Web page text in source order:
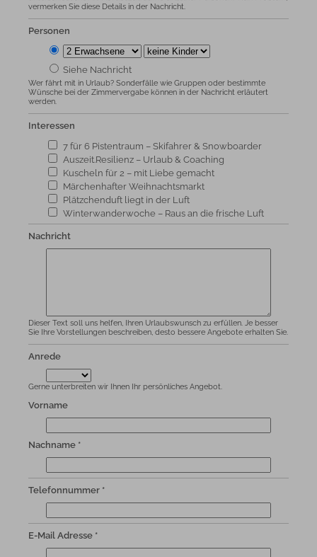
vermerken Sie diese Details in der Nachricht.
Personen
Siehe Nachricht
Wer fährt mit in Urlaub? Sonderfälle wie Gruppen oder bestimmte
Wünsche bei der Zimmervergabe können in der Nachricht erläutert
werden.
Interessen
7 für 6 Pistentraum – Skifahrer & Snowboarder
Auszeit.Resilienz – Urlaub & Coaching
Kuscheln für 2 – mit Liebe gemacht
Märchenhafter Weihnachtsmarkt
Plätzchenduft liegt in der Luft
Winterwanderwoche – Raus an die frische Luft
Nachricht
Dieser Text soll uns helfen, Ihren Urlaubswunsch zu erfüllen. Je besser
Sie Ihre Vorstellungen beschreiben, desto bessere Angebote erhalten Sie.
Anrede
Gerne unterbreiten wir Ihnen Ihr persönliches Angebot.
Vorname
Nachname *
Telefonnummer *
E-Mail Adresse *